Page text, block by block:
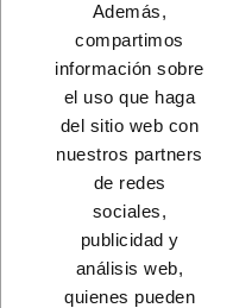
CONTACTO
PRODUCTOS
NUESTRA EMPRESA
Además,
compartimos
información sobre
el uso que haga
del sitio web con
nuestros partners
de redes
sociales,
publicidad y
análisis web,
quienes pueden